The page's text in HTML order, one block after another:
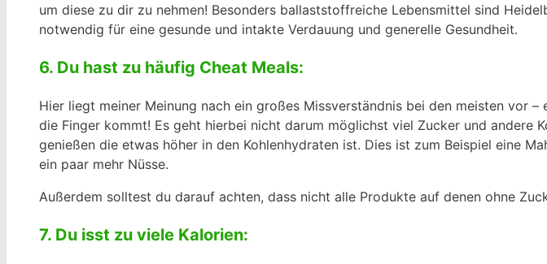
um diese zu dir zu nehmen! Besonders ballaststoffreiche Lebensmittel sind
notwendig für eine gesunde und intakte Verdauung und generelle Gesundheit.
6. Du hast zu häufig Cheat Meals:
Hier liegt meiner Meinung nach ein großes Missverständnis bei den meisten vor
die Finger kommt! Es geht hierbei nicht darum möglichst viel Zucker und andere
genießen die etwas höher in den Kohlenhydraten ist. Dies ist zum Beispiel eine
ein paar mehr Nüsse.
Außerdem solltest du darauf achten, dass nicht alle Produkte auf denen ohne
7. Du isst zu viele Kalorien: